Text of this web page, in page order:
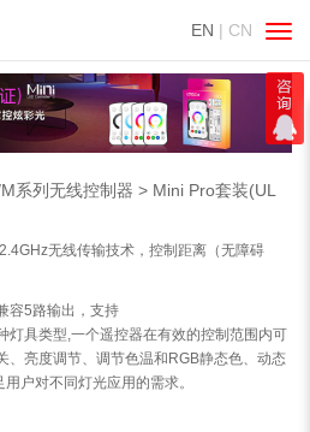
EN | CN
切
换
导
航
系列无线控制器
Mini Pro套装(UL
无线传输技术，控制距离（无障碍
容5路输出，支持
灯具类型,一个遥控器在有效的控制范围内可
、亮度调节、调节色温和RGB静态色、动态
户对不同灯光应用的需求。